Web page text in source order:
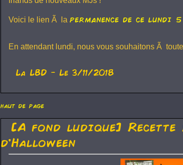
Voici le lien Ã la permanence de ce lundi
En attendant lundi, nous vous souhaitons Ã
La LBD - Le 3/11/2018
haut de page
[A fond ludique]
d'Halloween